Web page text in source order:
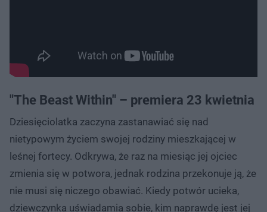
"The Beast Within" – premiera 23 kwietnia
Dziesięciolatka zaczyna zastanawiać się nad
nietypowym życiem swojej rodziny mieszkającej w
leśnej fortecy. Odkrywa, że raz na miesiąc jej ojciec
zmienia się w potwora, jednak rodzina przekonuje ją, że
nie musi się niczego obawiać. Kiedy potwór ucieka,
dziewczynka uświadamia sobie, kim naprawdę jest jej